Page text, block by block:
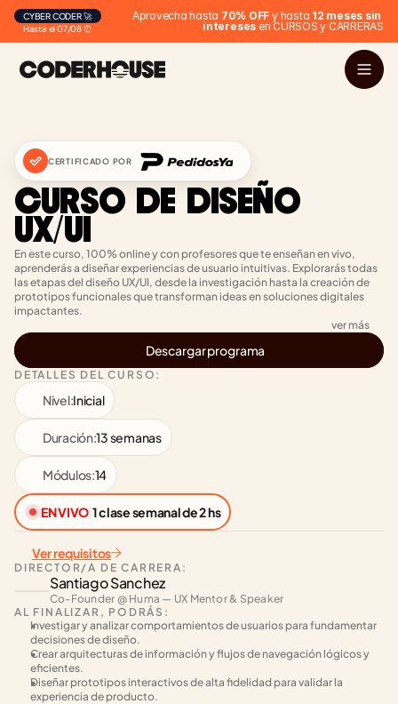
Hasta el 07/08 ⏰
CYBER CODER 🚀 Aprovecha hasta 70% OFF y hasta 12 meses sin
intereses en CURSOS y CARRERAS
CERTIFICADO POR
CURSO DE DISEÑO
UX/UI
En este curso, 100% online y con profesores que te enseñan en vivo,
aprenderás a diseñar experiencias de usuario intuitivas. Explorarás todas
las etapas del diseño UX/UI, desde la investigación hasta la creación de
prototipos funcionales que transforman ideas en soluciones digitales
impactantes.
ver más
Descargar programa
DETALLES DEL CURSO:
Nivel:Inicial
Duración:13 semanas
Módulos:14
EN VIVO 1 clase semanal de 2 hs
Ver requisitos
DIRECTOR/A DE CARRERA:
Santiago Sanchez
Co-Founder @ Huma — UX Mentor & Speaker
AL FINALIZAR, PODRÁS:
Investigar y analizar comportamientos de usuarios para fundamentar
decisiones de diseño.
Crear arquitecturas de información y flujos de navegación lógicos y
eficientes.
Diseñar prototipos interactivos de alta fidelidad para validar la
experiencia de producto.